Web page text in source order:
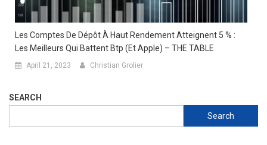
Les Comptes De Dépôt À Haut Rendement Atteignent 5 % :
Les Meilleurs Qui Battent Btp (et Apple) – THE TABLE
April 21, 2023 Christian Grolier
SEARCH
Search